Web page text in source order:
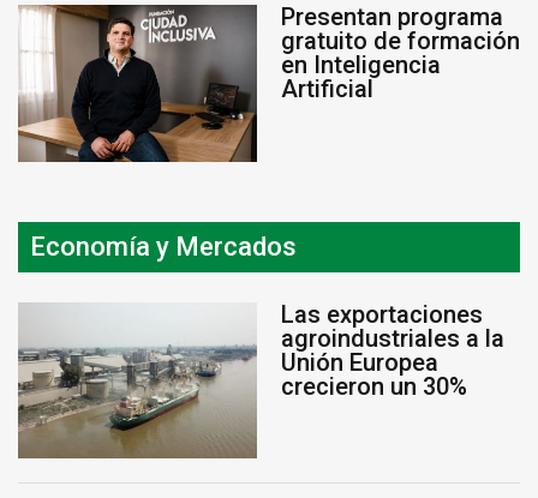
Presentan programa
gratuito de formación
en Inteligencia
Artificial
Economía y Mercados
Las exportaciones
agroindustriales a la
Unión Europea
crecieron un 30%